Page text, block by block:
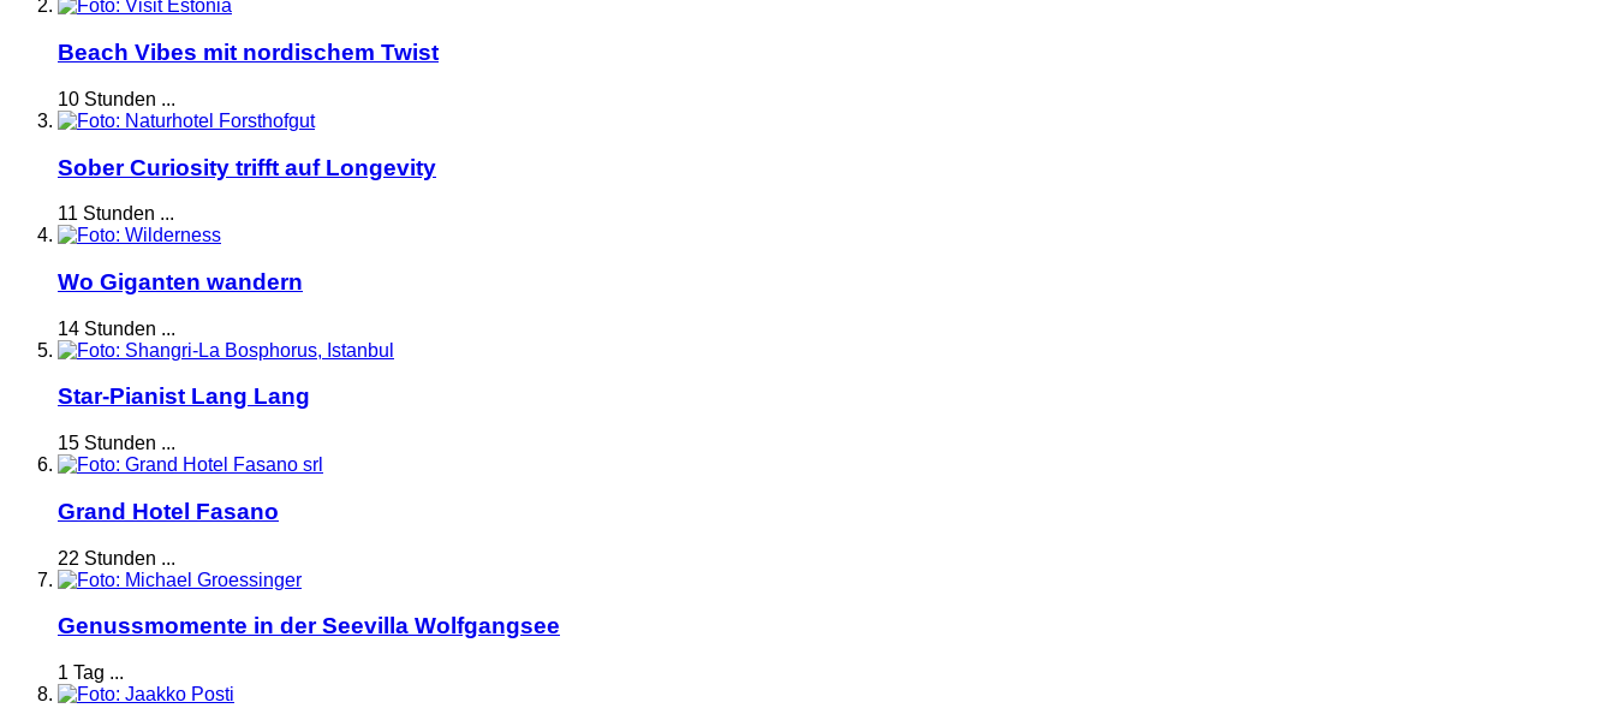
Beach Vibes mit nordischem Twist
10 Stunden ...
Sober Curiosity trifft auf Longevity
11 Stunden ...
Wo Giganten wandern
14 Stunden ...
Star-Pianist Lang Lang
15 Stunden ...
Grand Hotel Fasano
22 Stunden ...
Genussmomente in der Seevilla Wolfgangsee
1 Tag ...